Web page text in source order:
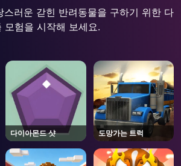
러운 갇힌 반려동물을 구하기 위한 다
험을 시작해 보세요.
다이아몬드 샷 도망가는 트럭